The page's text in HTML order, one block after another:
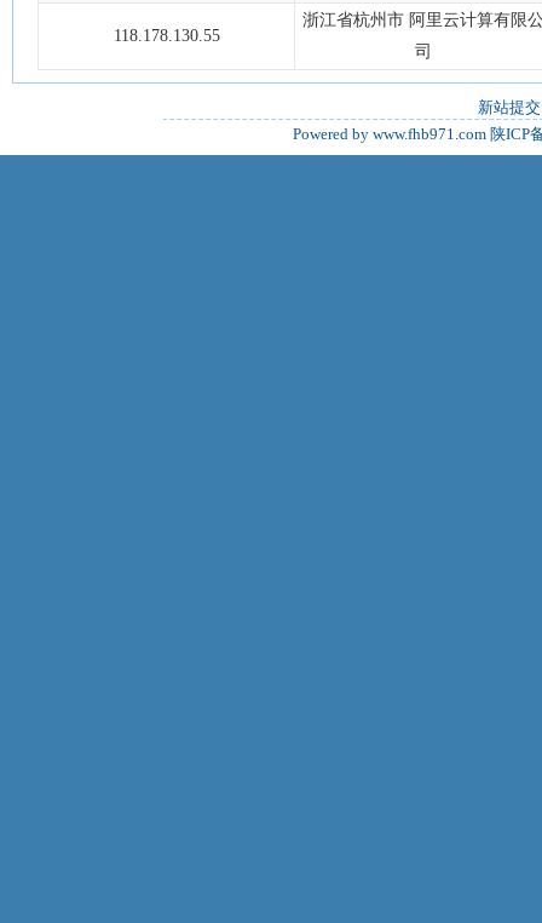
118.178.130.55
浙江省杭州市 阿里云计算有限
司
新站提交
Powered by www.fhb971.com 陕ICP